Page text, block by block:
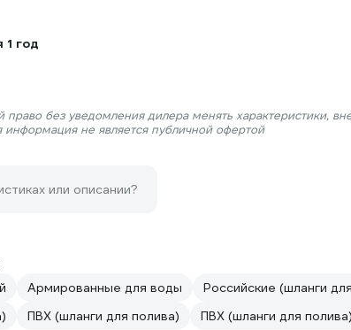
1 год
право без уведомления дилера менять характеристики,
информация не является публичной офертой
или описании?
Армированные для воды Российские (шланги
ПВХ (шланги для полива) ПВХ (шланги для полива)